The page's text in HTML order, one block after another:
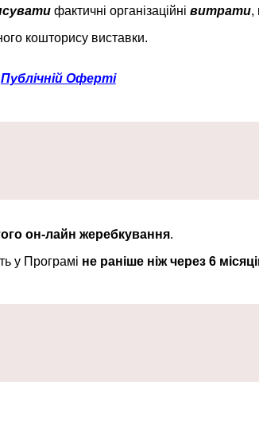
фактичні організаційні витрати,
кошторису виставки.
Публічній Оферті
он-лайн жеребкування.
у Програмі не раніше ніж через 6